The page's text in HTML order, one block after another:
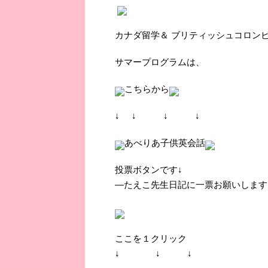
カナダ留学＆ ブリティッシュコロン
サマープログラムは、
こちらから
↓ ↓ ↓ ↓
あべりあ子供英会話
投票ボタンです↓
―たえこ先生日記に一票お願いしま
ここを１クリック
↓ ↓ ↓